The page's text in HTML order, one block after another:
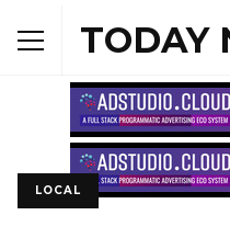
TODAY
LOCAL